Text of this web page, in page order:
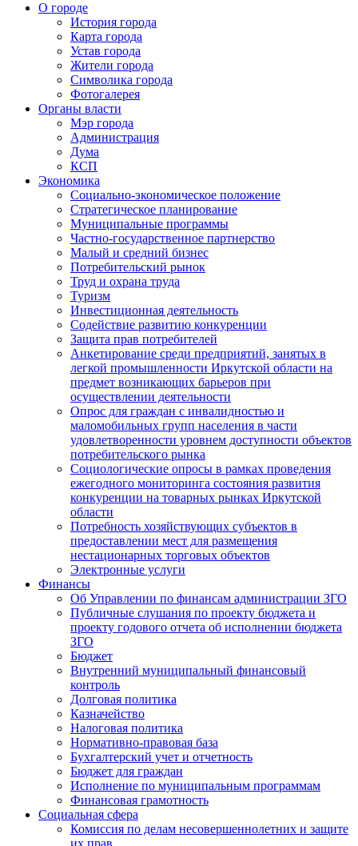
О городе
История города
Карта города
Устав города
Жители города
Символика города
Фотогалерея
Органы власти
Мэр города
Администрация
Дума
КСП
Экономика
Социально-экономическое положение
Стратегическое планирование
Муниципальные программы
Частно-государственное партнерство
Малый и средний бизнес
Потребительский рынок
Труд и охрана труда
Туризм
Инвестиционная деятельность
Содействие развитию конкуренции
Защита прав потребителей
Анкетирование среди предприятий, занятых в
легкой промышленности Иркутской области на
предмет возникающих барьеров при
осуществлении деятельности
Опрос для граждан с инвалидностью и
маломобильных групп населения в части
удовлетворенности уровнем доступности объектов
потребительского рынка
Социологические опросы в рамках проведения
ежегодного мониторинга состояния развития
конкуренции на товарных рынках Иркутской
области
Потребность хозяйствующих субъектов в
предоставлении мест для размещения
нестационарных торговых объектов
Электронные услуги
Финансы
Об Управлении по финансам администрации ЗГО
Публичные слушания по проекту бюджета и
проекту годового отчета об исполнении бюджета
ЗГО
Бюджет
Внутренний муниципальный финансовый
контроль
Долговая политика
Казначейство
Налоговая политика
Нормативно-правовая база
Бухгалтерский учет и отчетность
Бюджет для граждан
Исполнение по муниципальным программам
Финансовая грамотность
Социальная сфера
Комиссия по делам несовершеннолетних и защите
их прав